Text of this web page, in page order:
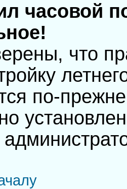
часовой
что
по-